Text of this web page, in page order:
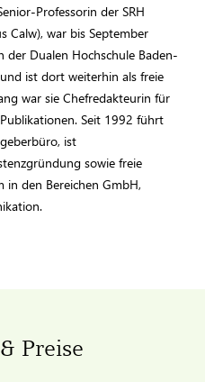
Professorin der SRH
Calw), war bis September
Dualen Hochschule Baden-
ist dort weiterhin als freie
war sie Chefredakteurin für
Seit 1992 führt
ist
sowie freie
den Bereichen GmbH,
Preise